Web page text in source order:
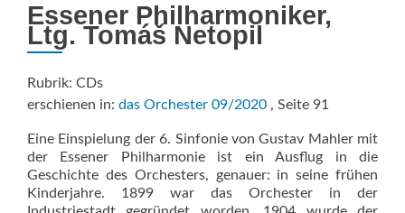
14
Essener Philharmoniker,
Ltg. Tomáš Netopil
Rubrik: CDs
erschienen in: das Orchester 09/2020 , Seite 91
Eine Einspielung der 6. Sinfonie von Gustav Mahler mit
der Essener Philharmonie ist ein Ausflug in die
Geschichte des Orchesters, genauer: in seine frühen
Kinderjahre. 1899 war das Orchester in der